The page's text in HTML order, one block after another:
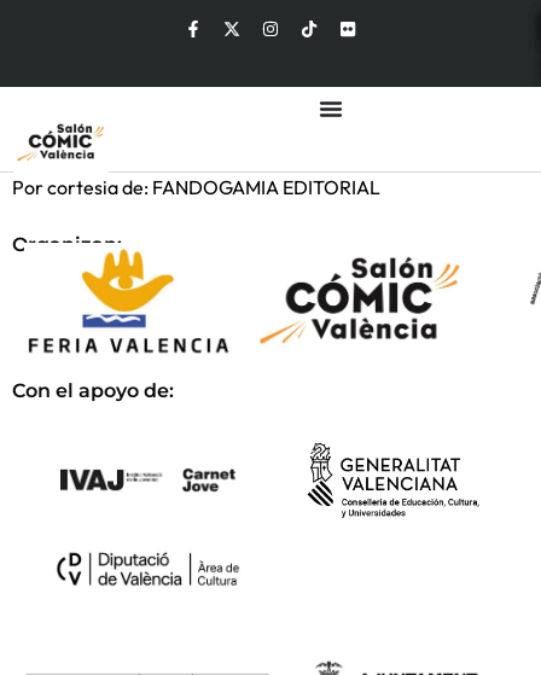
Por cortesia de: FANDOGAMIA EDITORIAL
Organizan:
Con el apoyo de: